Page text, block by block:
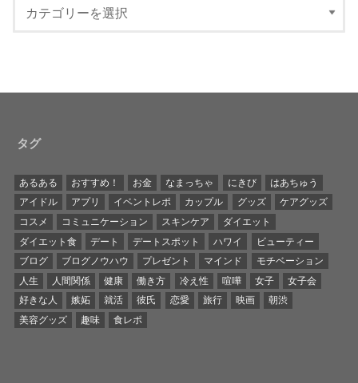
タグ
あるある おすすめ！ お金 なまっちゃ にきび
はあちゅう
アイドル
アプリ イベントレポ カップル グッズ
ケアグッズ
コスメ
コミュニケーション スキンケア
ダイエット
ダイエット食
デート デートスポット ハワイ
ビューティー
ブログ
ブログノウハウ プレゼント マインド
モチベーション
人生
人間関係 健康 働き方 冷え性 喧嘩 女子
女子会
好きな人
嫉妬 就活 彼氏 恋愛 旅行 映画
朝渋
美容グッズ
趣味 食レポ